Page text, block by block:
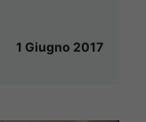
1 Giugno 2017